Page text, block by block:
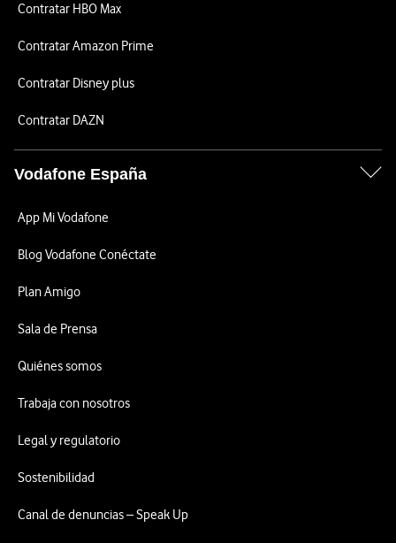
Contratar HBO Max
Contratar Amazon Prime
Contratar Disney plus
Contratar DAZN
Vodafone España
App Mi Vodafone
Blog Vodafone Conéctate
Plan Amigo
Sala de Prensa
Quiénes somos
Trabaja con nosotros
Legal y regulatorio
Sostenibilidad
Canal de denuncias – Speak Up